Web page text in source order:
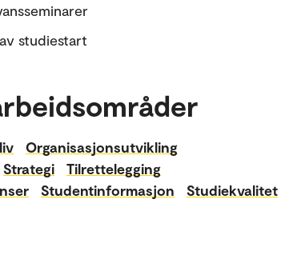
studiestart
Organisasjonsutvikling
Strategi
Tilrettelegging
Studentinformasjon
Studiekvalitet